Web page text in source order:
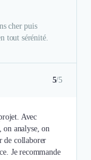
cher puis
tout sérénité.
5/5
Avec
on analyse, on
de collaborer
Je recommande